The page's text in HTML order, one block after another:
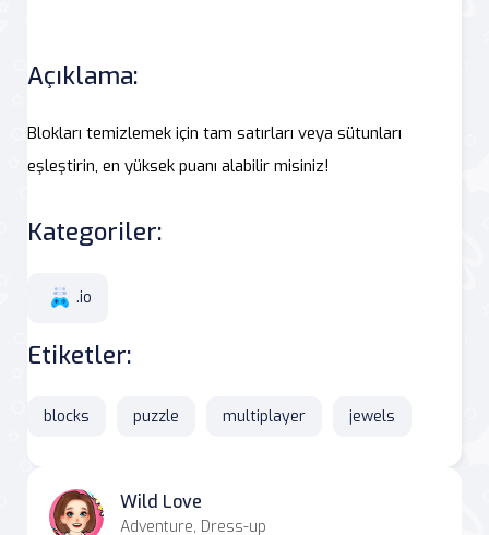
Açıklama:
Blokları temizlemek için tam satırları veya sütunları
eşleştirin, en yüksek puanı alabilir misiniz!
Kategoriler:
.io
Etiketler:
blocks puzzle multiplayer jewels
Wild Love
Adventure, Dress-up